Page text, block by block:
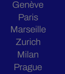
Genève
Paris
Marseille
Zurich
Milan
Prague